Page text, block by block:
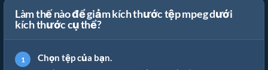
Làm thế nào để giảm kích thước tệp mpeg dưới
kích thước cụ thể?
Chọn tệp của bạn.